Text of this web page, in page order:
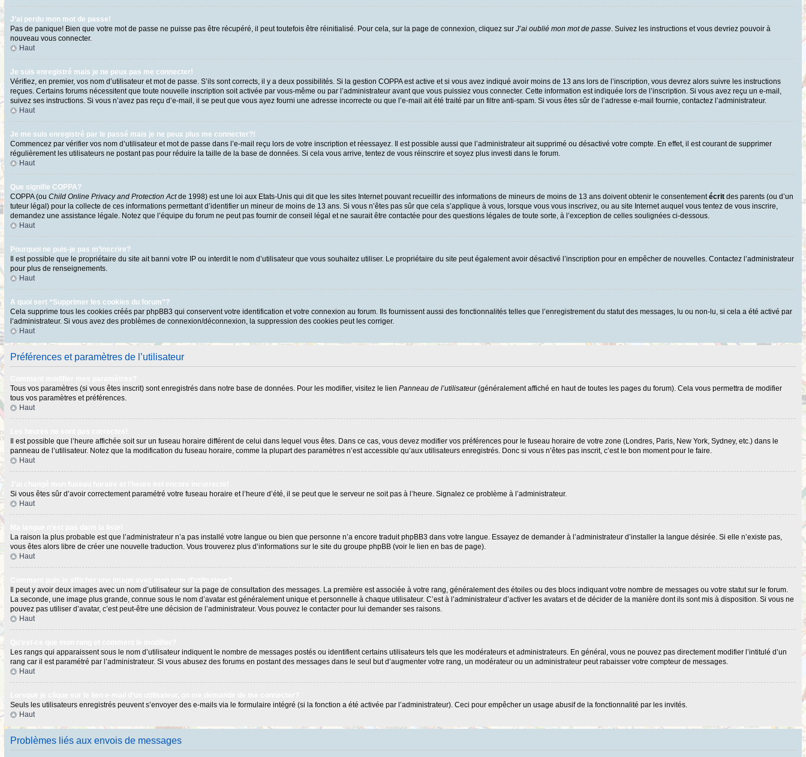
J’ai perdu mon mot de passe!
Pas de panique! Bien que votre mot de passe ne puisse pas être récupéré, il peut toutefois être réinitialisé. Pour cela, sur la page de connexion, cliquez sur J’ai oublié mon mot de passe . Suivez les instructions et vous devriez pouvoir à
nouveau vous connecter.
Haut
Je suis enregistré mais je ne peux pas me connecter!
Vérifiez, en premier, vos nom d’utilisateur et mot de passe. S’ils sont corrects, il y a deux possibilités. Si la gestion COPPA est active et si vous avez indiqué avoir moins de 13 ans lors de l’inscription, vous devrez alors suivre les instructions
reçues. Certains forums nécessitent que toute nouvelle inscription soit activée par vous-même ou par l’administrateur avant que vous puissiez vous connecter. Cette information est indiquée lors de l’inscription. Si vous avez reçu un e-mail,
suivez ses instructions. Si vous n’avez pas reçu d’e-mail, il se peut que vous ayez fourni une adresse incorrecte ou que l’e-mail ait été traité par un filtre anti-spam. Si vous êtes sûr de l’adresse e-mail fournie, contactez l’administrateur.
Haut
Je me suis enregistré par le passé mais je ne peux plus me connecter?!
Commencez par vérifier vos nom d’utilisateur et mot de passe dans l’e-mail reçu lors de votre inscription et réessayez. Il est possible aussi que l’administrateur ait supprimé ou désactivé votre compte. En effet, il est courant de supprimer
régulièrement les utilisateurs ne postant pas pour réduire la taille de la base de données. Si cela vous arrive, tentez de vous réinscrire et soyez plus investi dans le forum.
Haut
Que signifie COPPA?
COPPA (ou Child Online Privacy and Protection Actde 1998) est une loi aux Etats-Unis qui dit que les sites Internet pouvant recueillir des informations de mineurs de moins de 13 ans doivent obtenir le consentementécrit des parents (ou d’un
tuteur légal) pour la collecte de ces informations permettant d’identifier un mineur de moins de 13 ans. Si vous n’êtes pas sûr que cela s’applique à vous, lorsque vous vous inscrivez, ou au site Internet auquel vous tentez de vous inscrire,
demandez une assistance légale. Notez que l’équipe du forum ne peut pas fournir de conseil légal et ne saurait être contactée pour des questions légales de toute sorte, à l’exception de celles soulignées ci-dessous.
Haut
Pourquoi ne puis-je pas m’inscrire?
Il est possible que le propriétaire du site ait banni votre IP ou interdit le nom d’utilisateur que vous souhaitez utiliser. Le propriétaire du site peut également avoir désactivé l’inscription pour en empêcher de nouvelles. Contactez l’administrateur
pour plus de renseignements.
Haut
A quoi sert “Supprimer les cookies du forum”?
Cela supprime tous les cookies créés par phpBB3 qui conservent votre identification et votre connexion au forum. Ils fournissent aussi des fonctionnalités telles que l’enregistrement du statut des messages, lu ou non-lu, si cela a été activé par
l’administrateur. Si vous avez des problèmes de connexion/déconnexion, la suppression des cookies peut les corriger.
Haut
Préférences et paramètres de l’utilisateur
Tous vos paramètres (si vous êtes inscrit) sont enregistrés dans notre base de données. Pour les modifier, visitez le lien Panneau de l’utilisateur(généralement affiché en haut de toutes les pages du forum). Cela vous permettra de modifier
tous vos paramètres et préférences.
Haut
Il est possible que l’heure affichée soit sur un fuseau horaire différent de celui dans lequel vous êtes. Dans ce cas, vous devez modifier vos préférences pour le fuseau horaire de votre zone (Londres, Paris, New York, Sydney, etc.) dans le
panneau de l’utilisateur. Notez que la modification du fuseau horaire, comme la plupart des paramètres n’est accessible qu’aux utilisateurs enregistrés. Donc si vous n’êtes pas inscrit, c’est le bon moment pour le faire.
Haut
Si vous êtes sûr d’avoir correctement paramétré votre fuseau horaire et l’heure d’été, il se peut que le serveur ne soit pas à l’heure. Signalez ce problème à l’administrateur.
Haut
La raison la plus probable est que l’administrateur n’a pas installé votre langue ou bien que personne n’a encore traduit phpBB3 dans votre langue. Essayez de demander à l’administrateur d’installer la langue désirée. Si elle n’existe pas,
vous êtes alors libre de créer une nouvelle traduction. Vous trouverez plus d’informations sur le site du groupe phpBB (voir le lien en bas de page).
Haut
Il peut y avoir deux images avec un nom d’utilisateur sur la page de consultation des messages. La première est associée à votre rang, généralement des étoiles ou des blocs indiquant votre nombre de messages ou votre statut sur le forum.
La seconde, une image plus grande, connue sous le nom d’avatar est généralement unique et personnelle à chaque utilisateur. C’est à l’administrateur d’activer les avatars et de décider de la manière dont ils sont mis à disposition. Si vous ne
pouvez pas utiliser d’avatar, c’est peut-être une décision de l’administrateur. Vous pouvez le contacter pour lui demander ses raisons.
Haut
Les rangs qui apparaissent sous le nom d’utilisateur indiquent le nombre de messages postés ou identifient certains utilisateurs tels que les modérateurs et administrateurs. En général, vous ne pouvez pas directement modifier l’intitulé d’un
rang car il est paramétré par l’administrateur. Si vous abusez des forums en postant des messages dans le seul but d’augmenter votre rang, un modérateur ou un administrateur peut rabaisser votre compteur de messages.
Haut
Seuls les utilisateurs enregistrés peuvent s’envoyer des e-mails via le formulaire intégré (si la fonction a été activée par l’administrateur). Ceci pour empêcher un usage abusif de la fonctionnalité par les invités.
Haut
Problèmes liés aux envois de messages